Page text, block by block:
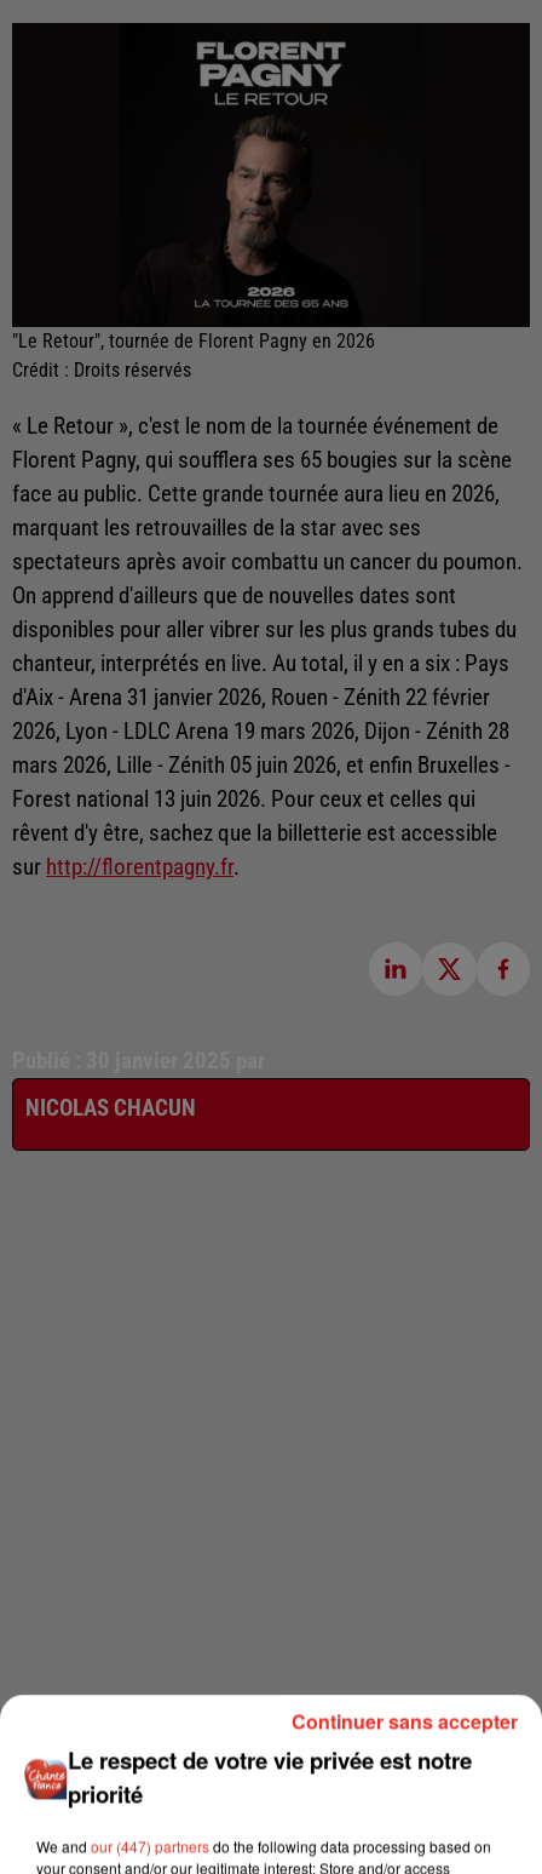
"Le Retour", tournée de Florent Pagny en 2026
Crédit : Droits réservés
« Le Retour », c'est le nom de la tournée événement de
Florent Pagny, qui soufflera ses 65 bougies sur la scène
face au public. Cette grande tournée aura lieu en 2026,
marquant les retrouvailles de la star avec ses
spectateurs après avoir combattu un cancer du poumon.
On apprend d'ailleurs que de nouvelles dates sont
disponibles pour aller vibrer sur les plus grands tubes du
chanteur, interprétés en live. Au total, il y en a six : Pays
d'Aix - Arena 31 janvier 2026, Rouen - Zénith 22 février
2026, Lyon - LDLC Arena 19 mars 2026, Dijon - Zénith 28
mars 2026, Lille - Zénith 05 juin 2026, et enfin Bruxelles -
Forest national 13 juin 2026. Pour ceux et celles qui
rêvent d'y être, sachez que la billetterie est accessible
sur http://florentpagny.fr.
NICOLAS CHACUN
Le respect de votre vie privée est notre
priorité
We and our (447) partnersdo the following data processing based on
your consent and/or our legitimate interest: Store and/or access
Continuer sans accepter